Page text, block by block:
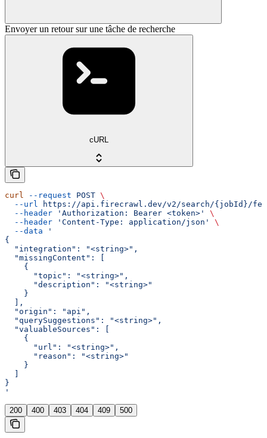
Envoyer un retour sur une tâche de recherche
cURL
curl --request POST \
  --url
https://api.firecrawl.dev/v2/search/{jobId}/
  --header
'Authorization: Bearer <token>'
\
  --header
'Content-Type: application/json'
\
  --data
'
{
  "integration": "<string>",
  "missingContent": [
    {
      "topic": "<string>",
      "description": "<string>"
    }
  ],
  "origin": "api",
  "querySuggestions": "<string>",
  "valuableSources": [
    {
      "url": "<string>",
      "reason": "<string>"
    }
  ]
}
'
200 400 403 404 409 500